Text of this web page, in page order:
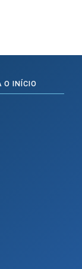
O INÍCIO